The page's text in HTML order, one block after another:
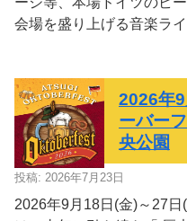
会場を盛り上げる音楽ラ
2026年
ーバー
央公園
投稿: 2026年7月23日
2026年9月18日(金)～27